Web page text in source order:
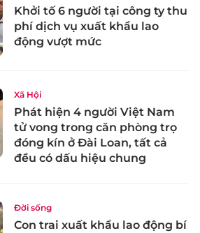
Khởi tố 6 người tại công ty thu
phí dịch vụ xuất khẩu lao
động vượt mức
Xã Hội
Phát hiện 4 người Việt Nam
tử vong trong căn phòng trọ
đóng kín ở Đài Loan, tất cả
đều có dấu hiệu chung
Đời sống
Con trai xuất khẩu lao động bí